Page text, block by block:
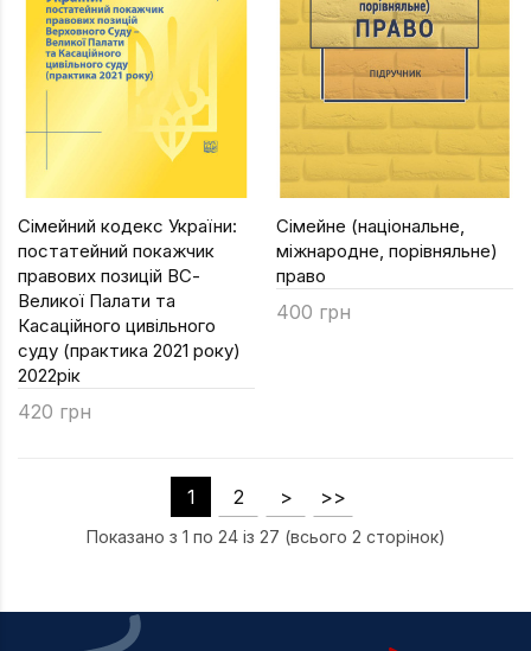
Сімейний кодекс України:
постатейний покажчик
правових позицій ВС-
Великої Палати та
Касаційного цивільного
суду (практика 2021 року)
2022рік
420 грн
Сімейне (національне,
міжнародне, порівняльне)
право
400 грн
1 2 > >>
Показано з 1 по 24 із 27 (всього 2 сторінок)